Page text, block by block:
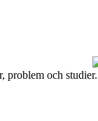
problem och